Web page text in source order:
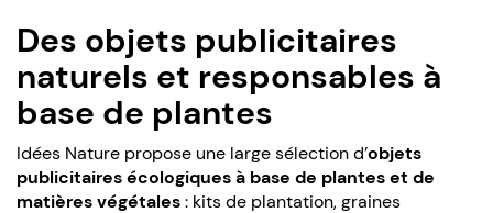
Des objets publicitaires
naturels et responsables à
base de plantes
Idées Nature propose une large sélection d’objets
publicitaires écologiques à base de plantes et de
matières végétales: kits de plantation, graines